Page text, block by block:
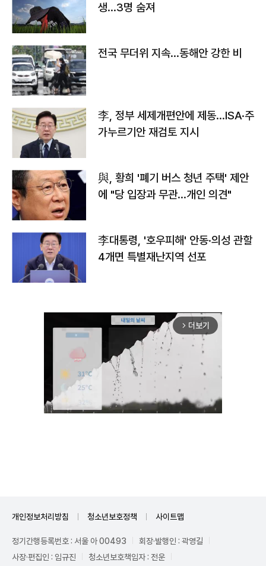
생…3명 숨져
전국 무더위 지속…동해안 강한 비
李, 정부 세제개편안에 제동…ISA·주
가누르기안 재검토 지시
與, 황희 '폐기 버스 청년 주택' 제안
에 "당 입장과 무관…개인 의견"
李대통령, '호우피해' 안동·의성 관할
4개면 특별재난지역 선포
arrow_forward_ios 더보기
개인정보처리방침 청소년보호정책 사이트맵
정기간행등록번호 : 서울 아 00493
회장·발행인 : 곽영길
사장·편집인 : 임규진
청소년보호책임자 : 전운